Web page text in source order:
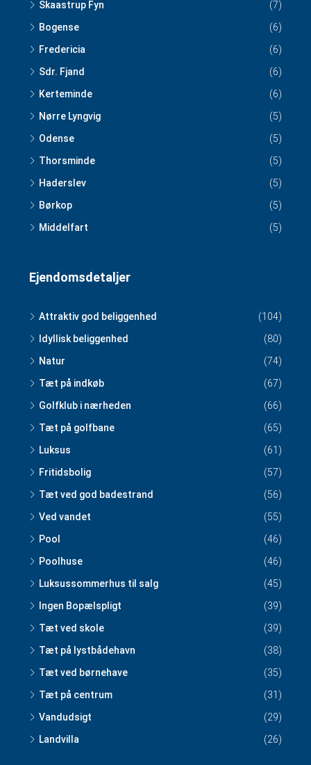
Skaastrup Fyn
(7)
Bogense
(6)
Fredericia
(6)
Sdr. Fjand
(6)
Kerteminde
(6)
Nørre Lyngvig
(5)
Odense
(5)
Thorsminde
(5)
Haderslev
(5)
Børkop
(5)
Middelfart
(5)
Ejendomsdetaljer
Attraktiv god beliggenhed
(104)
Idyllisk beliggenhed
(80)
Natur
(74)
Tæt på indkøb
(67)
Golfklub i nærheden
(66)
Tæt på golfbane
(65)
Luksus
(61)
Fritidsbolig
(57)
Tæt ved god badestrand
(56)
Ved vandet
(55)
Pool
(46)
Poolhuse
(46)
Luksussommerhus til salg
(45)
Ingen Bopælspligt
(39)
Tæt ved skole
(39)
Tæt på lystbådehavn
(38)
Tæt ved børnehave
(35)
Tæt på centrum
(31)
Vandudsigt
(29)
Landvilla
(26)